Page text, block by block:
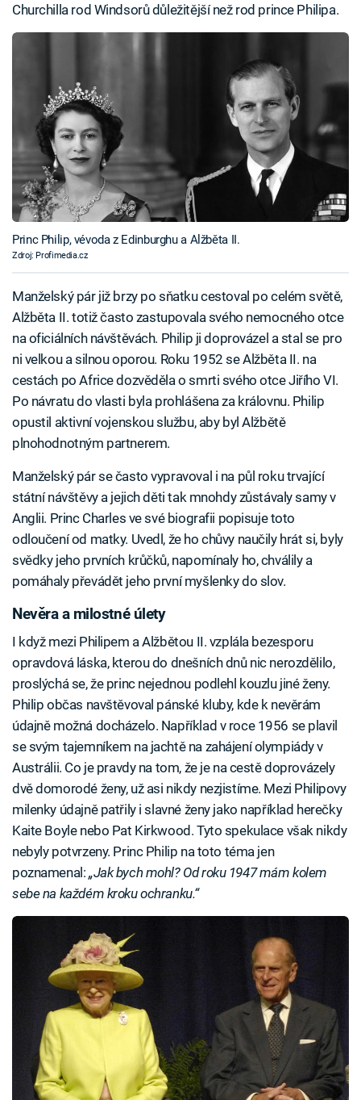
Churchilla rod Windsorů důležitější než rod prince Philipa.
Princ Philip, vévoda z Edinburghu a Alžběta II.
Zdroj: Profimedia.cz
Manželský pár již brzy po sňatku cestoval po celém světě,
Alžběta II. totiž často zastupovala svého nemocného otce
na oficiálních návštěvách. Philip ji doprovázel a stal se pro
ni velkou a silnou oporou. Roku 1952 se Alžběta II. na
cestách po Africe dozvěděla o smrti svého otce Jiřího VI.
Po návratu do vlasti byla prohlášena za královnu. Philip
opustil aktivní vojenskou službu, aby byl Alžbětě
plnohodnotným partnerem.
Manželský pár se často vypravoval i na půl roku trvající
státní návštěvy a jejich děti tak mnohdy zůstávaly samy v
Anglii. Princ Charles ve své biografii popisuje toto
odloučení od matky. Uvedl, že ho chůvy naučily hrát si, byly
svědky jeho prvních krůčků, napomínaly ho, chválily a
pomáhaly převádět jeho první myšlenky do slov.
Nevěra a milostné úlety
I když mezi Philipem a Alžbětou II. vzplála bezesporu
opravdová láska, kterou do dnešních dnů nic nerozdělilo,
proslýchá se, že princ nejednou podlehl kouzlu jiné ženy.
Philip občas navštěvoval pánské kluby, kde k nevěrám
údajně možná docházelo. Například v roce 1956 se plavil
se svým tajemníkem na jachtě na zahájení olympiády v
Austrálii. Co je pravdy na tom, že je na cestě doprovázely
dvě domorodé ženy, už asi nikdy nezjistíme. Mezi Philipovy
milenky údajně patřily i slavné ženy jako například herečky
Kaite Boyle nebo Pat Kirkwood. Tyto spekulace však nikdy
nebyly potvrzeny. Princ Philip na toto téma jen
poznamenal: „Jak bych mohl? Od roku 1947 mám kolem
sebe na každém kroku ochranku.“